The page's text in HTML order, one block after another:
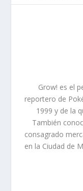
Grow! es el
reportero de
1999 y de la
También
consagrado
en la Ciudad de